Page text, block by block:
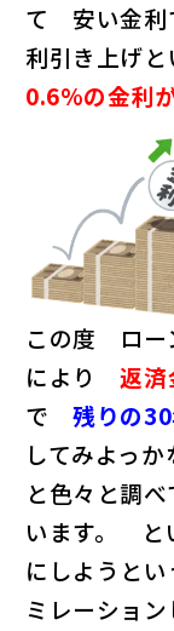
て 安い金利
利引き上げ
0.6%の金利
この度 ロー
により返済
で残りの
してみよっ
と色々と調
います。 と
にしようと
ミレーショ